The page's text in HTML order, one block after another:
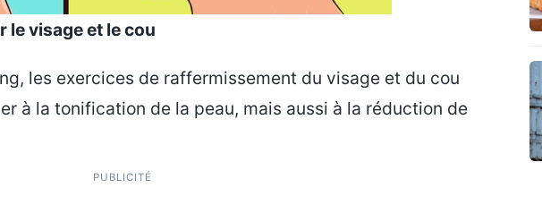
le visage et le cou
les exercices de raffermissement du visage et du cou
à la tonification de la peau, mais aussi à la réduction de
PUBLICITÉ